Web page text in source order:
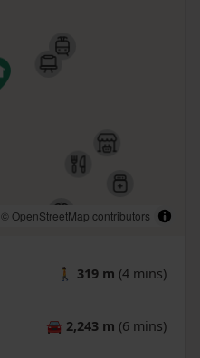
© OpenStreetMap contributors
🚶 319 m (4 mins)
🚘 2,243 m (6 mins)